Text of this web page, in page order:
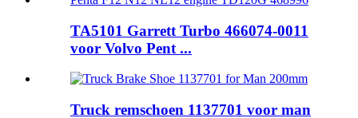
TA5101 Garrett Turbo 466074-0011
voor Volvo Pent ...
Truck remschoen 1137701 voor man